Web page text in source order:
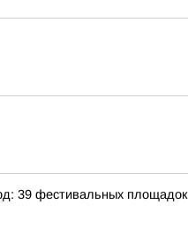
39 фестивальных площадок